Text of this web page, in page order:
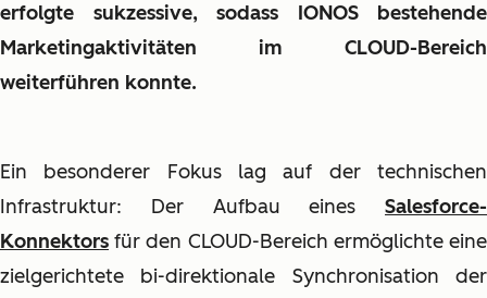
erfolgte sukzessive, sodass IONOS bestehende
Marketingaktivitäten im CLOUD-Bereich
weiterführen konnte.
Ein besonderer Fokus lag auf der technischen
Infrastruktur: Der Aufbau eines Salesforce-
Konnektors für den CLOUD-Bereich ermöglichte eine
zielgerichtete bi-direktionale Synchronisation der